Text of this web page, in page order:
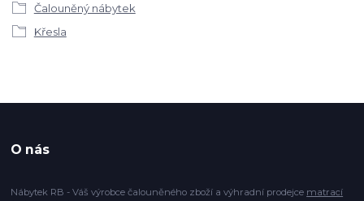
Čalouněný nábytek
Křesla
O nás
Nábytek RB - Váš výrobce čalouněného zboží a výhradní prodejce matrací